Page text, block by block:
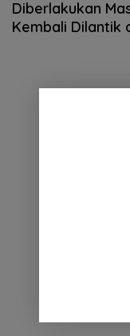
Diberlakukan
Kembali Dilantik